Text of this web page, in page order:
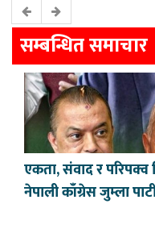
सम्बन्धित समाचार
एकता, संवाद र
नेपाली काँग्रेस जुम्ला